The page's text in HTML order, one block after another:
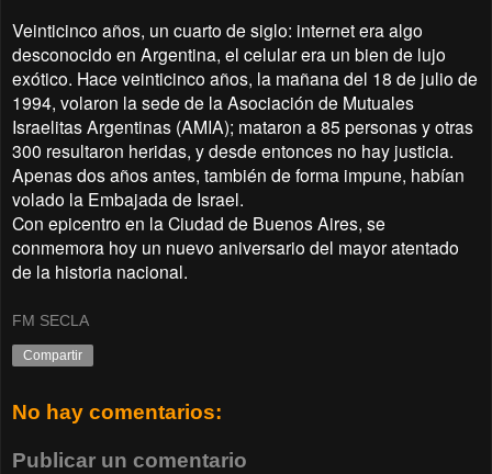
Veinticinco años, un cuarto de siglo: internet era algo
desconocido en Argentina, el celular era un bien de lujo
exótico. Hace veinticinco años, la mañana del 18 de julio de
1994, volaron la sede de la Asociación de Mutuales
Israelitas Argentinas (AMIA); mataron a 85 personas y otras
300 resultaron heridas, y desde entonces no hay justicia.
Apenas dos años antes, también de forma impune, habían
volado la Embajada de Israel.
Con epicentro en la Ciudad de Buenos Aires, se
conmemora hoy un nuevo aniversario del mayor atentado
de la historia nacional.
FM SECLA
Compartir
No hay comentarios:
Publicar un comentario